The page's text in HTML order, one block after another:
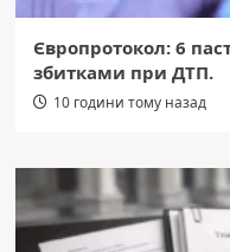
Європротокол: 6
збитками при ДТП.
10 години тому назад